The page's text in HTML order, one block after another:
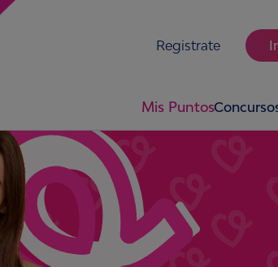
Registrate
Mis Puntos